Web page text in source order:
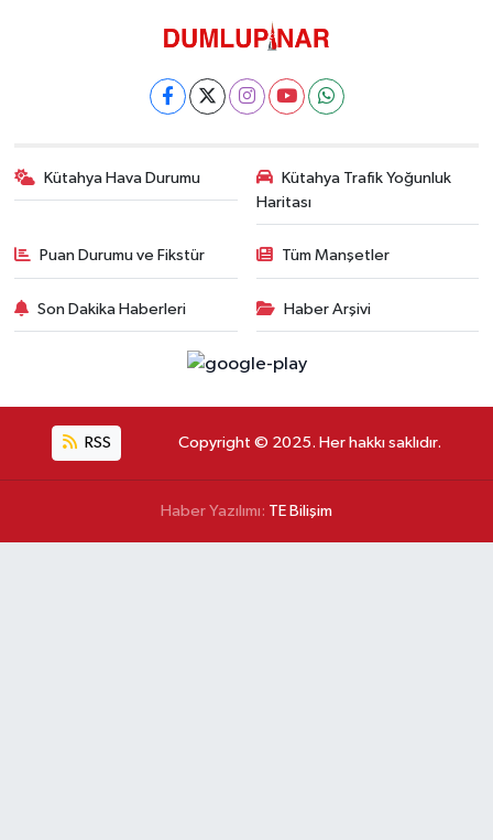
Kütahya Hava Durumu
Kütahya Trafik Yoğunluk
Haritası
Puan Durumu ve Fikstür Tüm Manşetler
Son Dakika Haberleri Haber Arşivi
RSS Copyright © 2025. Her hakkı saklıdır.
Haber Yazılımı: TE Bilişim